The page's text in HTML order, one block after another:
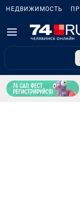
НЕДВИЖИМОСТЬ